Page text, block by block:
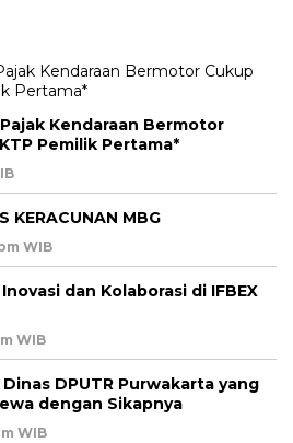
Kendaraan Bermotor
Pemilik Pertama*
KERACUNAN MBG
WIB
dan Kolaborasi di IFBEX
WIB
DPUTR Purwakarta yang
dengan Sikapnya
WIB